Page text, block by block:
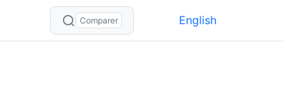
Comparer English